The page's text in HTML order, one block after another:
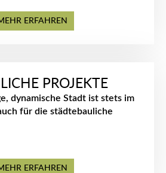
ERFAHREN
PROJEKTE
dynamische Stadt ist stets im
für die städtebauliche
ERFAHREN